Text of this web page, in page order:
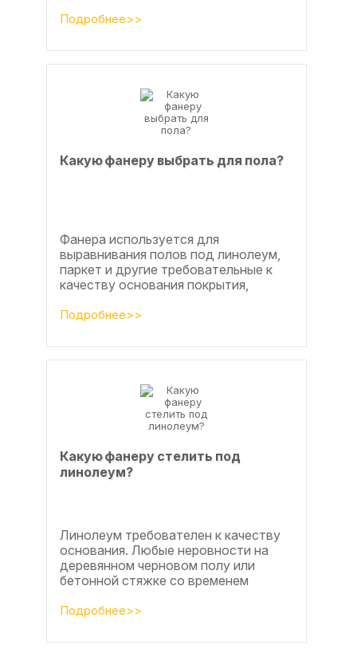
фанеры делают красивые ажурные
часы? Удивительно, но факт.
Подробнее>>
Какую фанеру выбрать для пола?
Фанера используется для
выравнивания полов под линолеум,
паркет и другие требовательные к
качеству основания покрытия,
по деревянным лагам или...
Подробнее>>
Какую фанеру стелить под
линолеум?
Линолеум требователен к качеству
основания. Любые неровности на
деревянном черновом полу или
бетонной стяжке со временем
Подробнее>>